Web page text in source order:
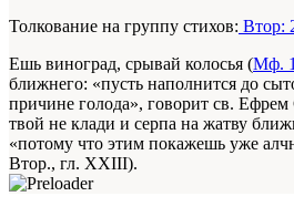
Толкование на группу стихов: Втор:
Ешь виноград, срывай колосья (Мф.
ближнего: «пусть наполнится до
причине голода», говорит св.
твой не клади и серпа на жатву
«потому что этим покажешь уже
Втор., гл. XXIII).